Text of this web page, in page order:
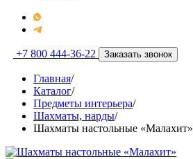
+7 800 444-36-22 Заказать звонок
Главная/
Каталог/
Предметы интерьера/
Шахматы, нарды/
Шахматы настольные «Малахит»